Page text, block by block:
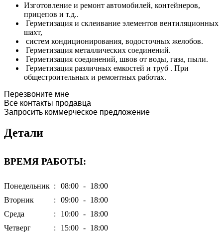
Изготовление и ремонт автомобилей, контейнеров,
прицепов и т.д..
Герметизация и склеивание элементов вентиляционных
шахт,
систем кондиционирования, водосточных желобов.
Герметизация металлических соединений.
Герметизация соединений, швов от воды, газа, пыли.
Герметизация различных емкостей и труб . При
общестроительных и ремонтных работах.
Перезвоните мне
Все контакты продавца
Запросить коммерческое предложение
Детали
ВРЕМЯ РАБОТЫ:
Понедельник : 08:00 - 18:00
Вторник
: 09:00 - 18:00
Среда
: 10:00 - 18:00
Четверг
: 15:00 - 18:00